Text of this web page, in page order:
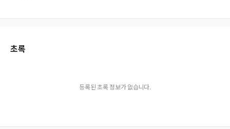
초록
등록된 초록 정보가 없습니다.